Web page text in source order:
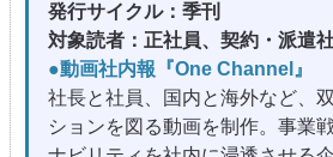
発行サイクル：季刊
対象読者：正社員、契約・派遣
●動画社内報『One Channel』
社長と社員、国内と海外など、
ションを図る動画を制作。事業